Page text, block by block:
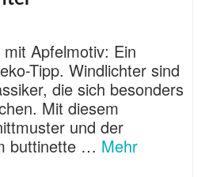
Apfelmotiv: Ein
Tipp. Windlichter sind
die sich besonders
Mit diesem
und der
buttinette … Mehr